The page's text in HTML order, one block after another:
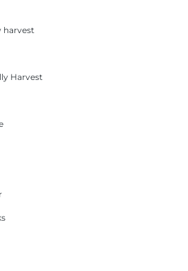
harvest
Harvest